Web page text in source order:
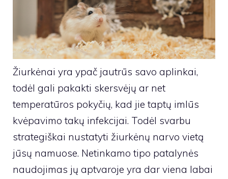
Žiurkėnai yra ypač jautrūs savo aplinkai,
todėl gali pakakti skersvėjų ar net
temperatūros pokyčių, kad jie taptų imlūs
kvėpavimo takų infekcijai. Todėl svarbu
strategiškai nustatyti žiurkėnų narvo vietą
jūsų namuose. Netinkamo tipo patalynės
naudojimas jų aptvaroje yra dar viena labai